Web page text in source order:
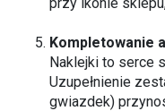
Kompletowanie
Naklejki to serce
Uzupełnienie
gwiazdek)